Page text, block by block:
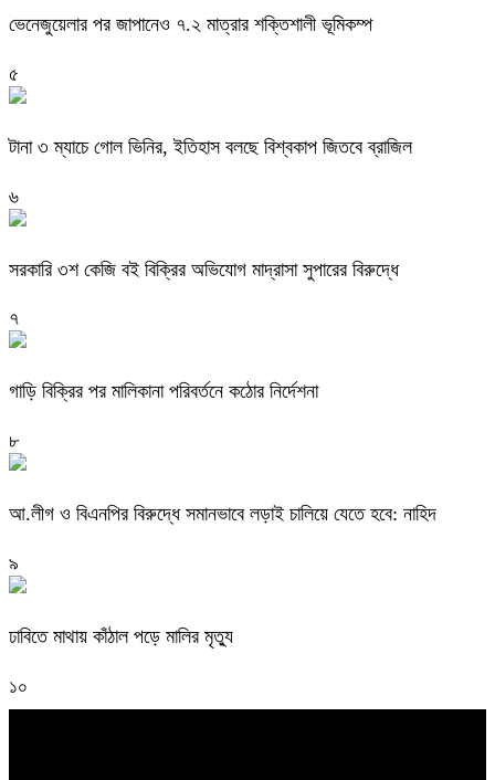
ভেনেজুয়েলার পর জাপানেও ৭.২ মাত্রার শক্তিশালী ভূমিকম্প
৫
টানা ৩ ম্যাচে গোল ভিনির, ইতিহাস বলছে বিশ্বকাপ জিতবে ব্রাজিল
৬
সরকারি ৩শ কেজি বই বিক্রির অভিযোগ মাদ্রাসা সুপারের বিরুদ্ধে
৭
গাড়ি বিক্রির পর মালিকানা পরিবর্তনে কঠোর নির্দেশনা
৮
আ.লীগ ও বিএনপির বিরুদ্ধে সমানভাবে লড়াই চালিয়ে যেতে হবে: নাহিদ
৯
ঢাবিতে মাথায় কাঁঠাল পড়ে মালির মৃত্যু
১০